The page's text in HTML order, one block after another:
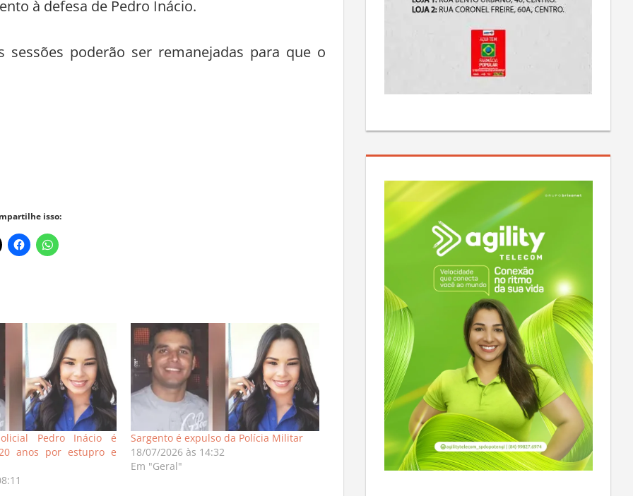
à defesa de Pedro Inácio.
poderão ser remanejadas para que o
isso:
Pedro Inácio é
anos por estupro e
Sargento é expulso da Polícia Militar
18/07/2026 às 14:32
Em "Geral"